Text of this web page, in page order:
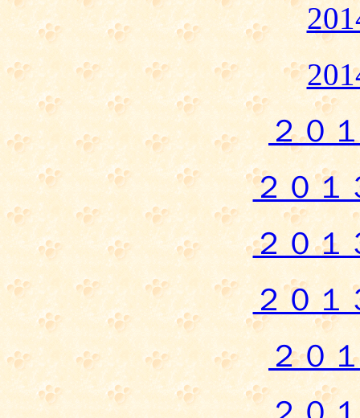
２０
２０１
２０１
２０１
２０